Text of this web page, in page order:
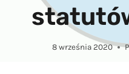
8 września 2020